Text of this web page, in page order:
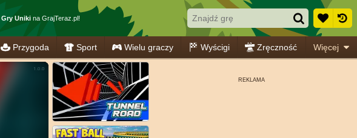
Gry Uniki na GrajTeraz.pl!
Przygoda Sport Wielu graczy Wyścigi Zręczność Więcej